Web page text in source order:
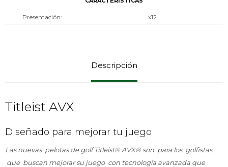
Presentación x12
Descripción
Titleist AVX
Diseñado para mejorar tu juego
Las nuevas pelotas de golf Titleist® AVX® son para los golfistas
que buscan mejorar su juego con tecnología avanzada que